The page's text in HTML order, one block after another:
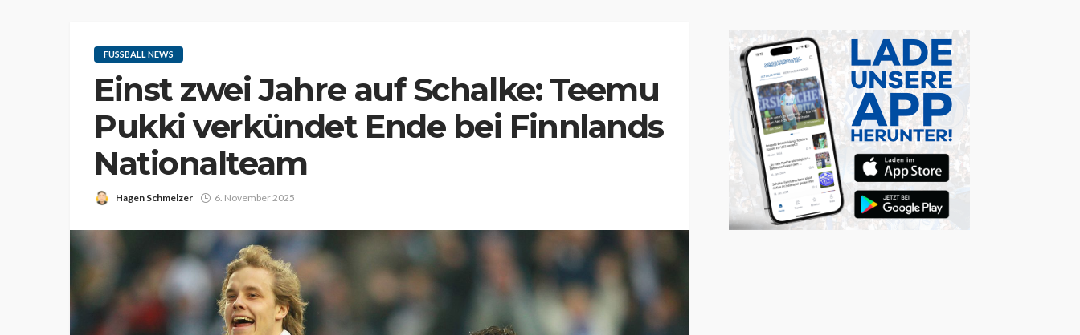
FUSSBALL NEWS
Einst zwei Jahre auf Schalke: Teemu
Pukki verkündet Ende bei Finnlands
Nationalteam
Hagen Schmelzer 6. November 2025